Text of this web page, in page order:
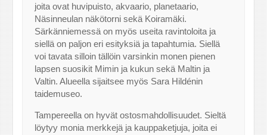
joita ovat huvipuisto, akvaario, planetaario,
Näsinneulan näkötorni sekä Koiramäki.
Särkänniemessä on myös useita ravintoloita ja
siellä on paljon eri esityksiä ja tapahtumia. Siellä
voi tavata silloin tällöin varsinkin monen pienen
lapsen suosikit Mimin ja kukun sekä Maltin ja
Valtin. Alueella sijaitsee myös Sara Hildénin
taidemuseo.
Tampereella on hyvät ostosmahdollisuudet. Sieltä
löytyy monia merkkejä ja kauppaketjuja, joita ei